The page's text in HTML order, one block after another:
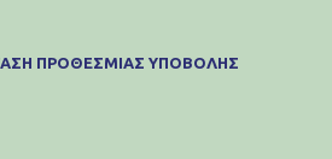
ΠΡΟΘΕΣΜΙΑΣ ΥΠΟΒΟΛΗΣ